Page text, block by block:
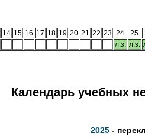
14 15 16 17 18 19 20 21 22 23 24 25
л.з. л.з.
Календарь учебных
2025 -